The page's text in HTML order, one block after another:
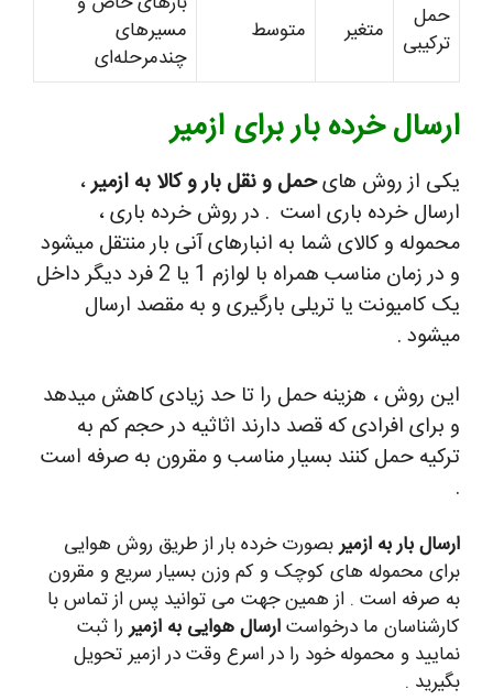
حمل
ترکیبی
متغیر متوسط
مسیرهای
چندمرحله‌ای
ارسال خرده بار برای ازمیر
یکی از روش هایحمل و نقل بار و کالا به ازمیر،
ارسال خرده باری است . در روش خرده باری ،
محموله و کالای شما به انبارهای آنی بار منتقل میشود
و در زمان مناسب همراه با لوازم 1 یا 2 فرد دیگر داخل
یک کامیونت یا تریلی بارگیری و به مقصد ارسال
میشود .
این روش ، هزینه حمل را تا حد زیادی کاهش میدهد
و برای افرادی که قصد دارند اثاثیه در حجم کم به
ترکیه حمل کنند بسیار مناسب و مقرون به صرفه است
.
ارسال بار به ازمیربصورت خرده بار از طریق روش هوایی
برای محموله های کوچک و کم وزن بسیار سریع و مقرون
به صرفه است . از همین جهت می توانید پس از تماس با
کارشناسان ما درخواستارسال هوایی به ازمیررا ثبت
نمایید و محموله خود را در اسرع وقت در ازمیر تحویل
بگیرید .